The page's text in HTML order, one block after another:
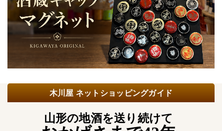
木川屋 ネットショッピングガイド
山形の地酒を送り続けて